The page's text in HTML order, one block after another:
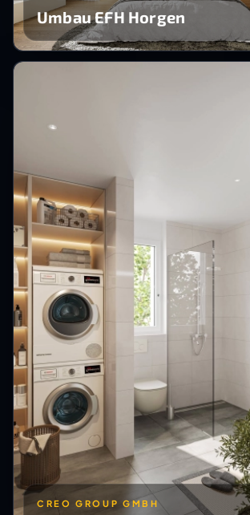
Umbau EFH Horgen
CREO GROUP GMBH